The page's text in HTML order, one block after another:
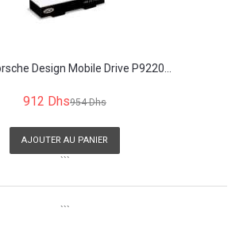
Design Mobile Drive P9220...
912 Dhs954 Dhs
AJOUTER AU PANIER
```
```